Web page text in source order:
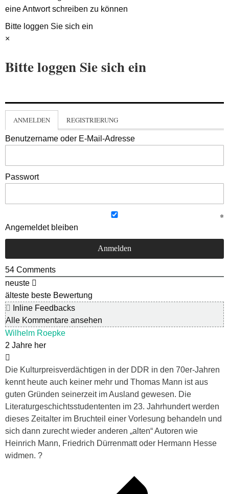
eine Antwort schreiben zu können
Bitte loggen Sie sich ein
×
Bitte loggen Sie sich ein
ANMELDEN REGISTRIERUNG
Benutzername oder E-Mail-Adresse
Passwort
Angemeldet bleiben
54 Comments
neuste
älteste beste Bewertung
Inline Feedbacks
Alle Kommentare ansehen
Wilhelm Roepke
2 Jahre her
Die Kulturpreisverdächtigen in der DDR in den 70er-Jahren
kennt heute auch keiner mehr und Thomas Mann ist aus
guten Gründen seinerzeit im Ausland gewesen. Die
Literaturgeschichtsstudententen im 23. Jahrhundert werden
dieses Zeitalter im Bruchteil einer Vorlesung behandeln und
sich dann zurecht wieder anderen „alten“ Autoren wie
Heinrich Mann, Friedrich Dürrenmatt oder Hermann Hesse
widmen. ?